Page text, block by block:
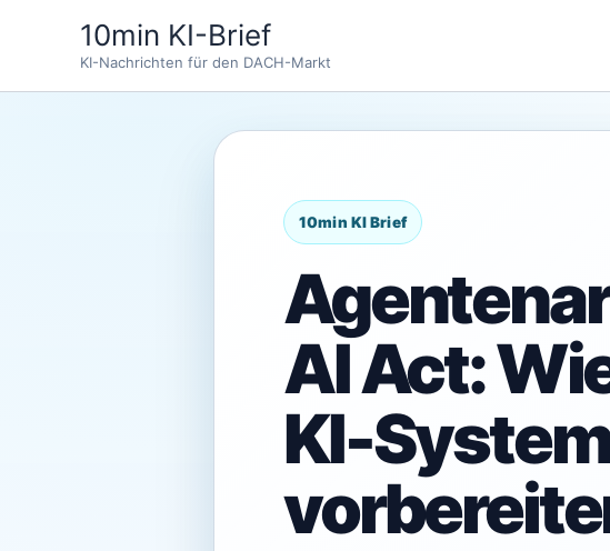
10min KI-Brief
KI-Nachrichten für den DACH-Markt
AI Act:
KI-